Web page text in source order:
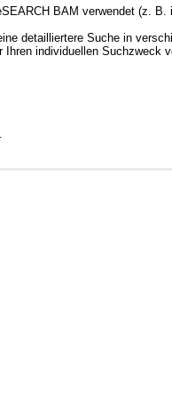
BAM verwendet (z.
detailliertere Suche in
individuellen Suchzweck